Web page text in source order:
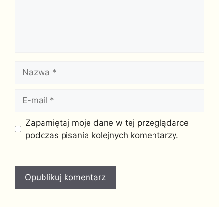
mail
Witryna
internetowa
Zapamiętaj moje dane w tej przeglądarce
podczas pisania kolejnych komentarzy.